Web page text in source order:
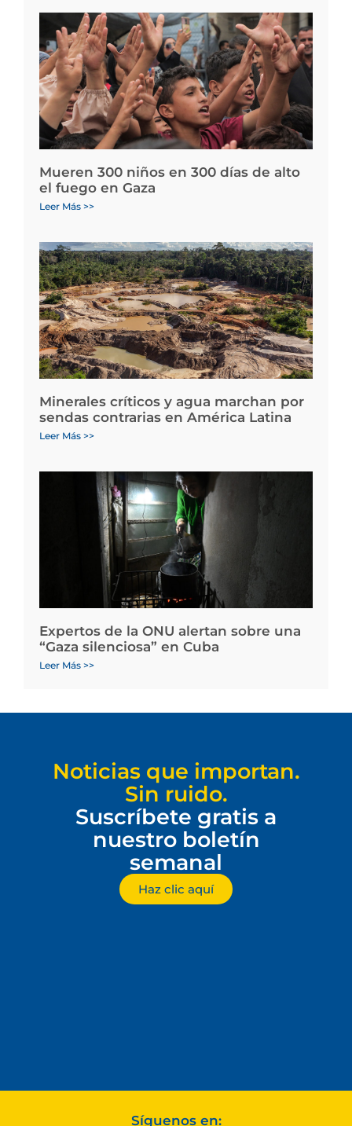
Mueren 300 niños en 300 días de alto
el fuego en Gaza
Leer Más >>
Minerales críticos y agua marchan por
sendas contrarias en América Latina
Leer Más >>
Expertos de la ONU alertan sobre una
“Gaza silenciosa” en Cuba
Leer Más >>
Noticias que importan.
Sin ruido.
Suscríbete gratis a
nuestro boletín
semanal
Haz clic aquí
Síguenos en: